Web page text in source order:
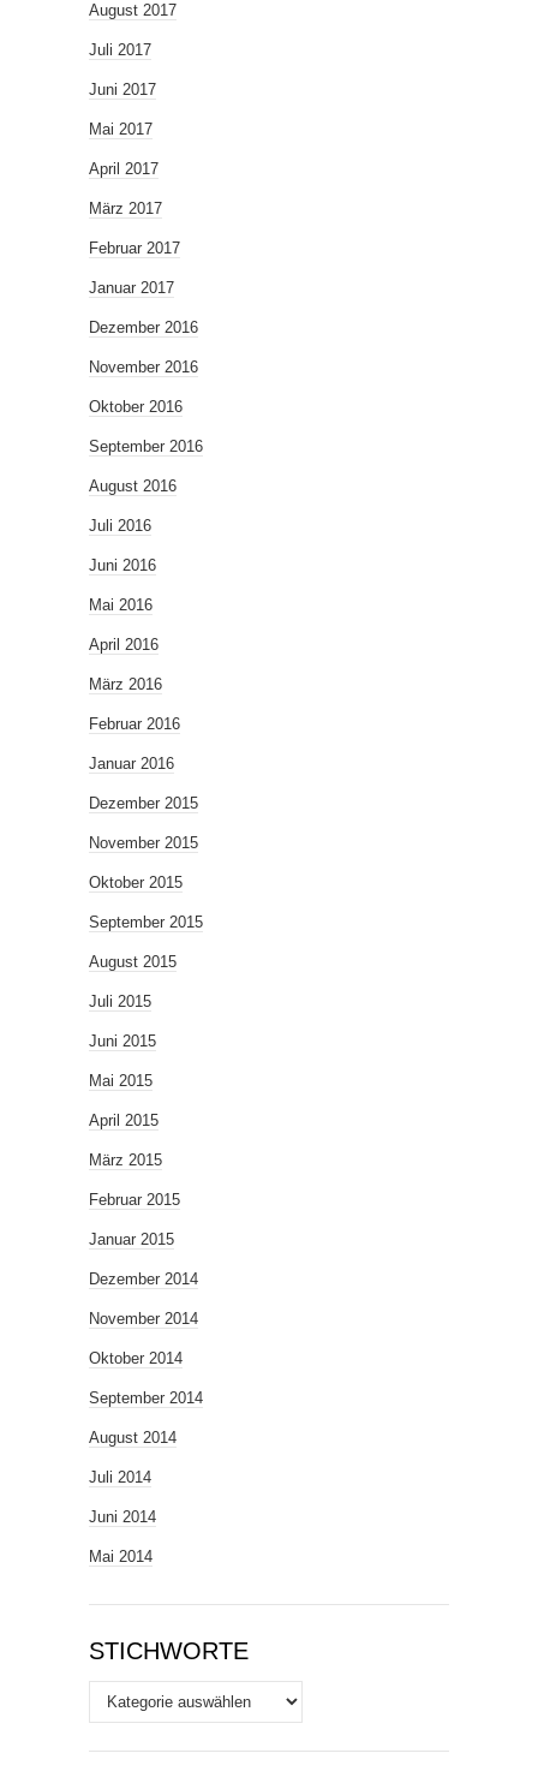
August 2017
Juli 2017
Juni 2017
Mai 2017
April 2017
März 2017
Februar 2017
Januar 2017
Dezember 2016
November 2016
Oktober 2016
September 2016
August 2016
Juli 2016
Juni 2016
Mai 2016
April 2016
März 2016
Februar 2016
Januar 2016
Dezember 2015
November 2015
Oktober 2015
September 2015
August 2015
Juli 2015
Juni 2015
Mai 2015
April 2015
März 2015
Februar 2015
Januar 2015
Dezember 2014
November 2014
Oktober 2014
September 2014
August 2014
Juli 2014
Juni 2014
Mai 2014
STICHWORTE
Stichworte